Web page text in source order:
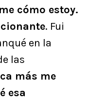
cómo estoy.
. Fui
en la
las
más me
esa